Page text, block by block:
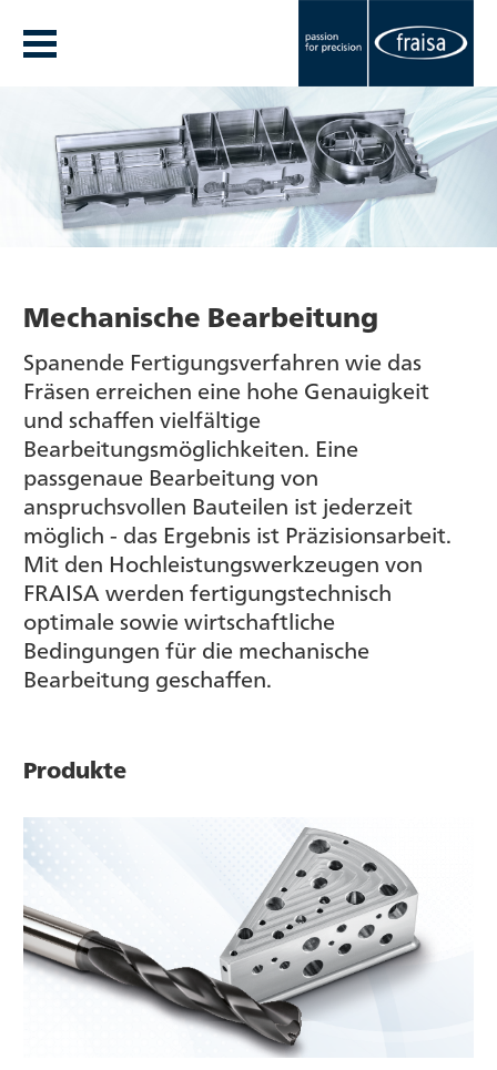
Mechanische Bearbeitung
Spanende Fertigungsverfahren wie das
Fräsen erreichen eine hohe Genauigkeit
und schaffen vielfältige
Bearbeitungsmöglichkeiten. Eine
passgenaue Bearbeitung von
anspruchsvollen Bauteilen ist jederzeit
möglich - das Ergebnis ist Präzisionsarbeit.
Mit den Hochleistungswerkzeugen von
FRAISA werden fertigungstechnisch
optimale sowie wirtschaftliche
Bedingungen für die mechanische
Bearbeitung geschaffen.
Produkte